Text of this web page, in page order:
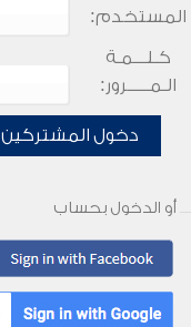
المستخدم:
كـلـــمـة
الـمـــــرور:
دخول المشتركين
أو الدخول بحساب